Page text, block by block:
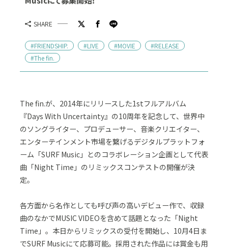
SHARE
#FRIENDSHIP. #LIVE #MOVIE
#RELEASE
#The fin.
The fin.が、2014年にリリースした1stフルアルバム
『Days With Uncertainty』の10周年を記念して、世界中
のソングライター、プロデューサー、音楽クリエイター、
エンターテインメント市場を繋げるデジタルプラットフォ
ーム「SURF Music」とのコラボレーション企画として代表
曲「Night Time」のリミックスコンテストの開催が決
定。
各方面から名作としても呼び声の高いデビュー作で、収録
曲のなかでMUSIC VIDEOを含めて話題となった「Night
Time」。本日からリミックスの受付を開始し、10月4日ま
でSURF Musicにて応募可能。採用された作品には賞金も用